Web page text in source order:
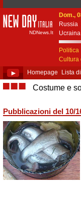
New Day Italia
NDNews.It
Dom.,
Russia
Ucraina
Politica
Cultura
► Homepage Lista
■■■ Costume e
Pubblicazioni del 10/